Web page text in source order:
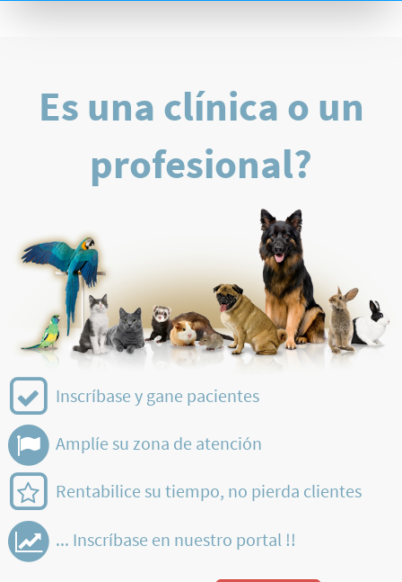
Es una clínica o un
profesional?
Inscríbase y gane pacientes
Amplíe su zona de atención
Rentabilice su tiempo, no pierda clientes
... Inscríbase en nuestro portal !!